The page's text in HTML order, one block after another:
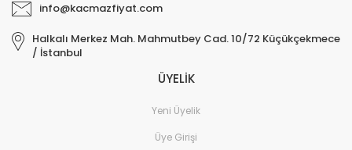
info@kacmazfiyat.com
Halkalı Merkez Mah. Mahmutbey Cad. 10/72 Küçükçekmece
/ İstanbul
ÜYELİK
Yeni Üyelik
Üye Girişi